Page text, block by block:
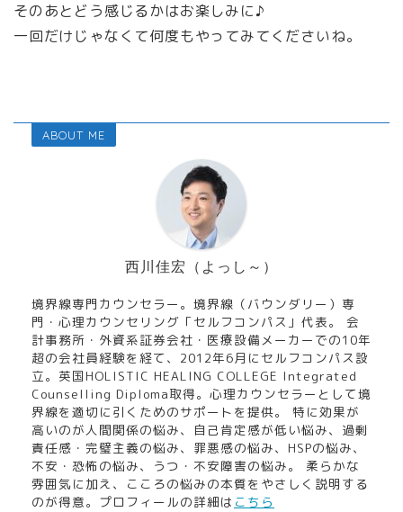
そのあとどう感じるかはお楽しみに♪
一回だけじゃなくて何度もやってみてくださいね。
ABOUT ME
西川佳宏（よっし～）
境界線専門カウンセラー。境界線（バウンダリー）専
門・心理カウンセリング「セルフコンパス」代表。 会
計事務所・外資系証券会社・医療設備メーカーでの10年
超の会社員経験を経て、2012年6月にセルフコンパス設
立。英国HOLISTIC HEALING COLLEGE Integrated
Counselling Diploma取得。心理カウンセラーとして境
界線を適切に引くためのサポートを提供。 特に効果が
高いのが人間関係の悩み、自己肯定感が低い悩み、過剰
責任感・完璧主義の悩み、罪悪感の悩み、HSPの悩み、
不安・恐怖の悩み、うつ・不安障害の悩み。 柔らかな
雰囲気に加え、こころの悩みの本質をやさしく説明する
のが得意。プロフィールの詳細は こちら